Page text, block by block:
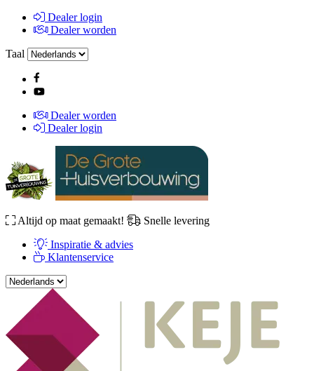
Dealer login
Dealer worden
Taal
Dealer worden
Dealer login
Altijd op maat gemaakt!
Snelle levering
Inspiratie & advies
Klantenservice